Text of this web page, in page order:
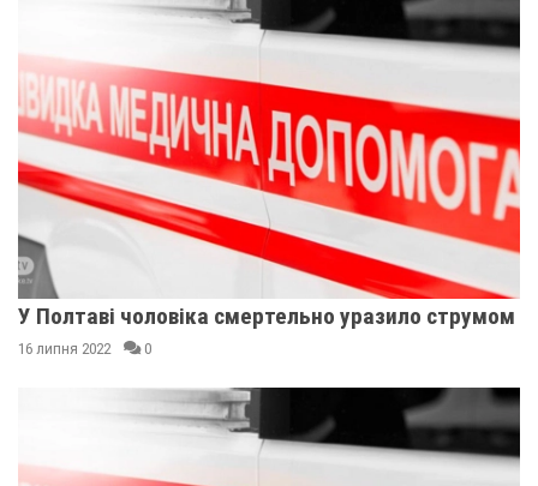
У Полтаві чоловіка смертельно уразило струмом
16 липня 2022 0